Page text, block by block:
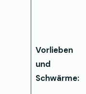
Vorlieben
und
Schwärme: